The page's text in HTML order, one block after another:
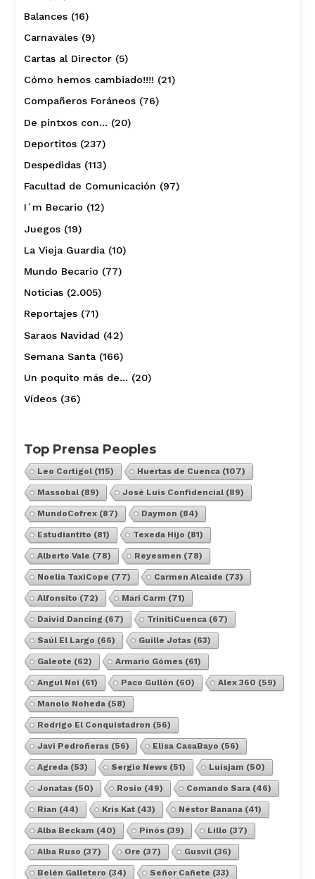
Balances(16)
Carnavales(9)
Cartas al Director(5)
Cómo hemos cambiado!!!! (21)
Compañeros Foráneos(76)
De pintxos con… (20)
Deportitos(237)
Despedidas(113)
Facultad de Comunicación (97)
I´m Becario (12)
Juegos(19)
La Vieja Guardia(10)
Mundo Becario (77)
Noticias(2.005)
Reportajes(71)
Saraos Navidad (42)
Semana Santa(166)
Un poquito más de… (20)
Vídeos(36)
Top Prensa Peoples
Leo Cortigol(115) Huertas de Cuenca(107)
Massobal(89) José Luis Confidencial(89)
MundoCofrex(87) Daymon (84)
Estudiantito (81) Texeda Hijo (81)
Alberto Vale (78) Reyesmen (78)
Noelia TaxiCope (77) Carmen Alcaide (73)
Alfonsito (72) Mari Carm (71)
Daivid Dancing (67) TrinitiCuenca(67)
Saúl El Largo (66) Guille Jotas(63)
Galeote (62) Armario Gómes(61)
Angul Noi (61) Paco Gullón (60) Alex 360 (59)
Manolo Noheda(58)
Rodrigo El Conquistadron (56)
Javi Pedroñeras(56) Elisa CasaBayo (56)
Agreda(53) Sergio News(51) Luisjam (50)
Jonatas(50) Rosio (49) Comando Sara(46)
Rian (44) Kris Kat(43) Néstor Banana(41)
Alba Beckam (40) Pinós(39) Lillo (37)
Alba Ruso (37) Ore (37) Gusvil(36)
Belén Galletero (34) Señor Cañete (33)